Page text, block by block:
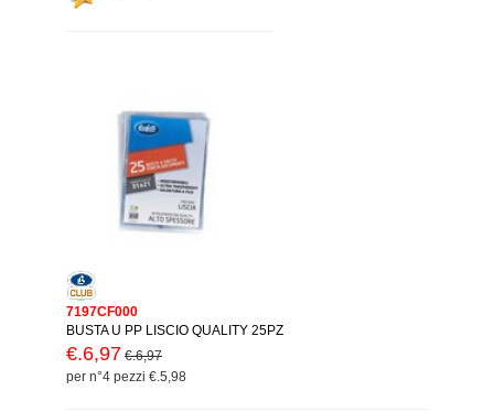
7197CF000
BUSTA U PP LISCIO QUALITY 25PZ
€.6,97 €.6,97
per n°4 pezzi €.5,98